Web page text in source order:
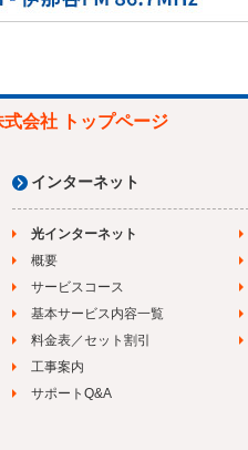
会社 トップページ
インターネット
光インターネット
概要
サービスコース
基本サービス内容一覧
料金表／セット割引
工事案内
サポートQ&A